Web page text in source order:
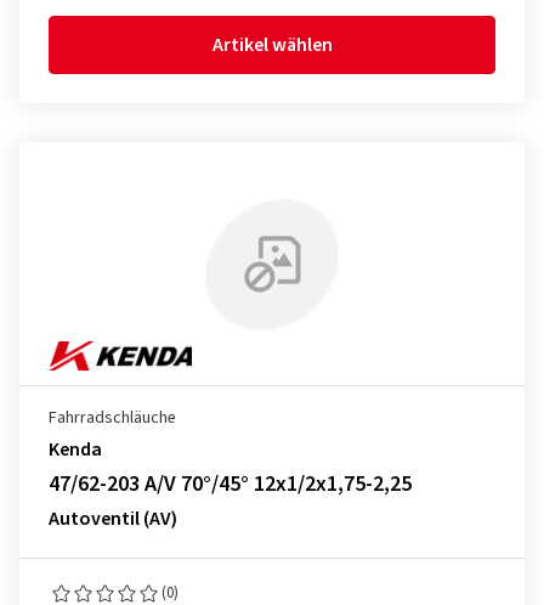
Artikel wählen
Fahrradschläuche
Kenda
47/62-203 A/V 70°/45° 12x1/2x1,75-2,25
Autoventil (AV)
(0)